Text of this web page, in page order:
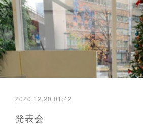
2020.12.20 01:42
発表会